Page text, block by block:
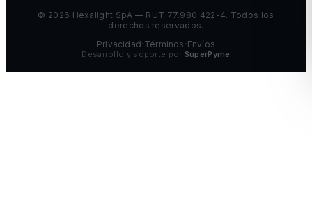
© 2026 Hexalight SpA — RUT 77.980.422-4. Todos los
derechos reservados.
Privacidad•Términos •Envíos
Desarrollo y soporte por SuperPyme